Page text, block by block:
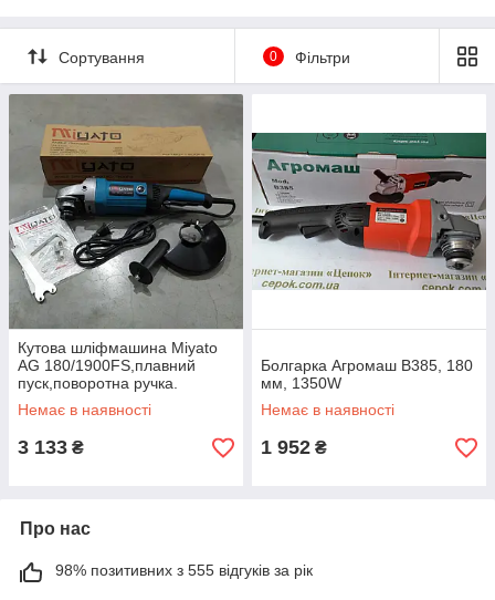
сумніватися в його найвищій пробі.
Електричні болгарки з кругом 180 мм
Наш асортимент електричних болгарок для шліфування з
колом 180 мм задовольнить навіть найвибагливішого клієнта.
Уся техніка оснащена потужним двигуном з сильним крутним
моментом. Висока надійність і простота у використанні стали
їхніми головними перевагами.
Найвища якісь болгарок для
шліфування
Наші моделі електричних болгарок для шліфування з колом
180 мм — це найкраще поєднання прекрасної якості й
доступних демократичних цін. Довговічні, витривалі й міцні,
вони прослужать вам довгі роки без будь-яких збоїв і
Сортування 0 Фільтри
Кутова шліфмашина Miyato
AG 180/1900FS,плавний
пуск,поворотна ручка.
Немає в наявності
3 133 ₴
Болгарка Агромаш В385, 180
мм, 1350W
Немає в наявності
1 952 ₴
Про нас
98% позитивних з 555 відгуків за рік